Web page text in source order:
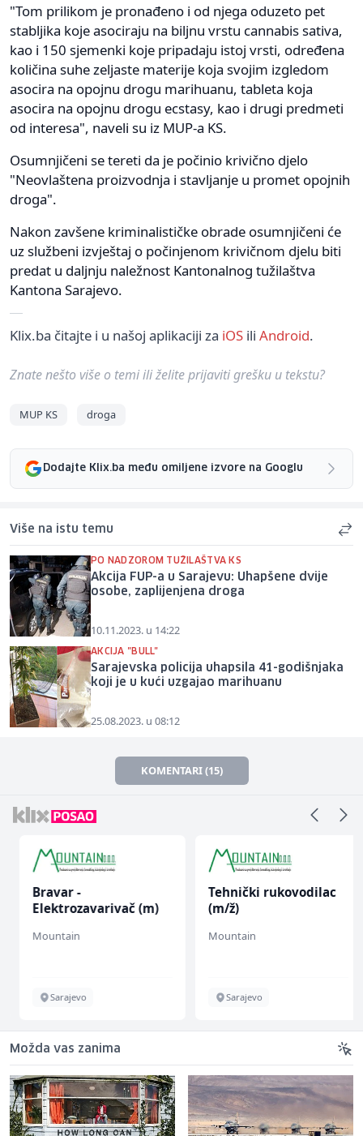
"Tom prilikom je pronađeno i od njega oduzeto pet
stabljika koje asociraju na biljnu vrstu cannabis sativa,
kao i 150 sjemenki koje pripadaju istoj vrsti, određena
količina suhe zeljaste materije koja svojim izgledom
asocira na opojnu drogu marihuanu, tableta koja
asocira na opojnu drogu ecstasy, kao i drugi predmeti
od interesa", naveli su iz MUP-a KS.
Osumnjičeni se tereti da je počinio krivično djelo
"Neovlaštena proizvodnja i stavljanje u promet opojnih
droga".
Nakon zavšene kriminalističke obrade osumnjičeni će
uz službeni izvještaj o počinjenom krivičnom djelu biti
predat u daljnju naležnost Kantonalnog tužilaštva
Kantona Sarajevo.
Klix.ba čitajte i u našoj aplikaciji za iOS ili Android.
Znate nešto više o temi ili želite prijaviti grešku u tekstu?
MUP KS droga
Dodajte Klix.ba među omiljene izvore na Googlu
Više na istu temu
PO NADZOROM TUŽILAŠTVA KS
Akcija FUP-a u Sarajevu: Uhapšene dvije
osobe, zaplijenjena droga
10.11.2023. u 14:22
AKCIJA "BULL"
Sarajevska policija uhapsila 41-godišnjaka
koji je u kući uzgajao marihuanu
25.08.2023. u 08:12
KOMENTARI (15)
Bravar -
Elektrozavarivač (m)
Mountain
Sarajevo
Tehnički rukovodilac
(m/ž)
Mountain
Sarajevo
Možda vas zanima